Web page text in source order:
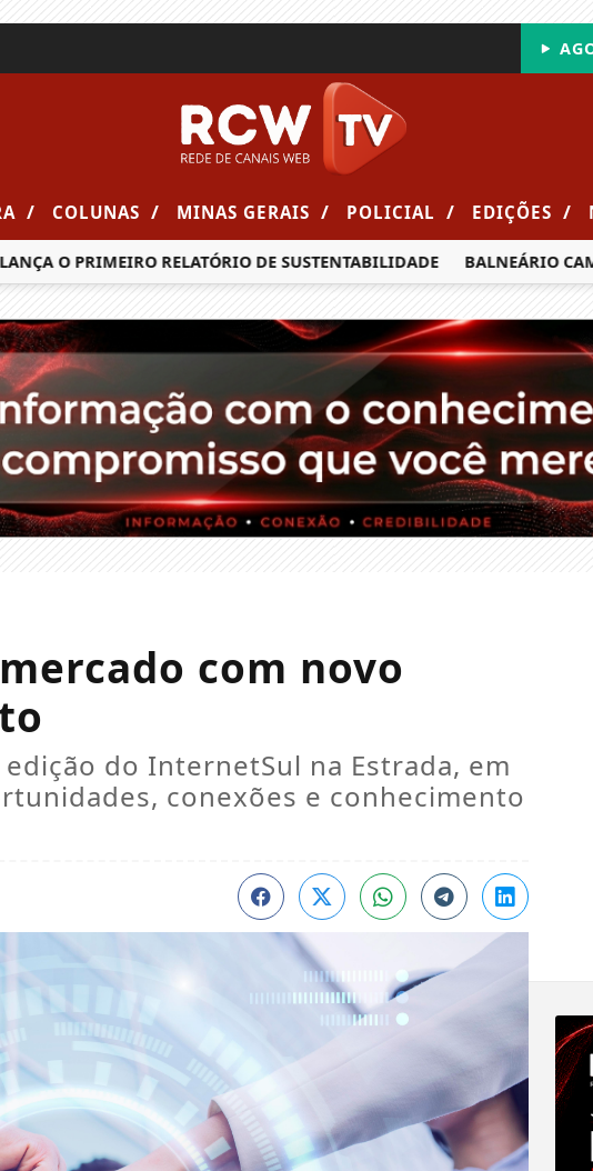
/ COLUNAS / MINAS GERAIS / POLICIAL / EDIÇÕES /
O PRIMEIRO RELATÓRIO DE SUSTENTABILIDADE BALNEÁRIO
com novo
do InternetSul na Estrada, em
conexões e conhecimento